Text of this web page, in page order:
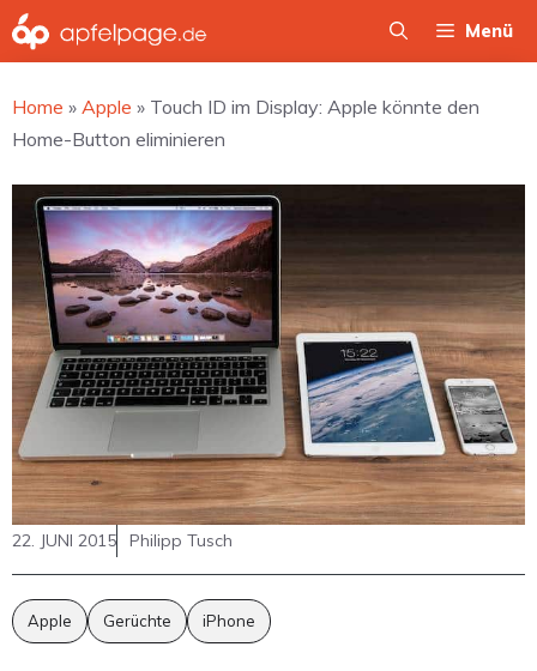
Zum
Inhalt
Menü
Home » Apple » Touch ID im Display: Apple könnte den
Home-Button eliminieren
22. JUNI 2015 Philipp Tusch
Apple Gerüchte iPhone